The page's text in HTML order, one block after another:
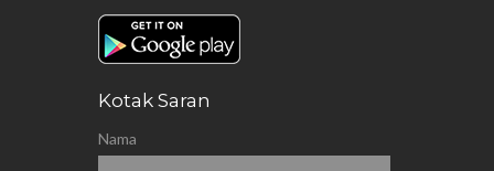
Kotak Saran
Nama